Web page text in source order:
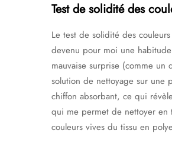
Test de solidité des
Le test de solidité des
devenu pour moi une
mauvaise surprise (comme
solution de nettoyage sur une
chiffon absorbant, ce qui
qui me permet de nettoyer en
couleurs vives du tissu en